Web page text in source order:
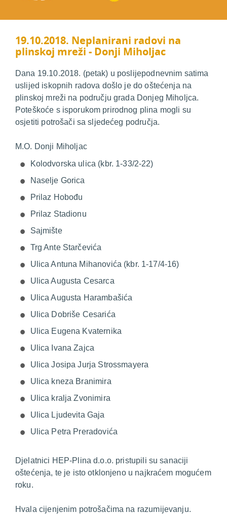
19.10.2018. Neplanirani radovi na
plinskoj mreži - Donji Miholjac
Dana 19.10.2018. (petak) u poslijepodnevnim satima
uslijed iskopnih radova došlo je do oštećenja na
plinskoj mreži na području grada Donjeg Miholjca.
Poteškoće s isporukom prirodnog plina mogli su
osjetiti potrošači sa sljedećeg područja.
M.O. Donji Miholjac
Kolodvorska ulica (kbr. 1-33/2-22)
Naselje Gorica
Prilaz Hobođu
Prilaz Stadionu
Sajmište
Trg Ante Starčevića
Ulica Antuna Mihanovića (kbr. 1-17/4-16)
Ulica Augusta Cesarca
Ulica Augusta Harambašića
Ulica Dobriše Cesarića
Ulica Eugena Kvaternika
Ulica Ivana Zajca
Ulica Josipa Jurja Strossmayera
Ulica kneza Branimira
Ulica kralja Zvonimira
Ulica Ljudevita Gaja
Ulica Petra Preradovića
Djelatnici HEP-Plina d.o.o. pristupili su sanaciji
oštećenja, te je isto otklonjeno u najkraćem mogućem
roku.
Hvala cijenjenim potrošačima na razumijevanju.